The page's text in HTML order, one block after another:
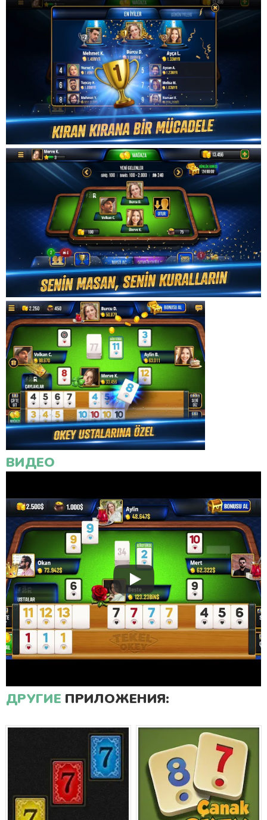
ВИДЕО
ДРУГИЕ ПРИЛОЖЕНИЯ: